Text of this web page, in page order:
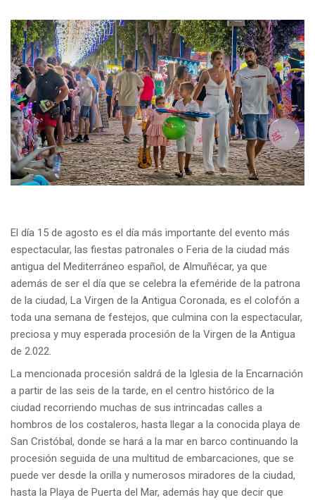
El día 15 de agosto es el día más importante del evento más
espectacular, las fiestas patronales o Feria de la ciudad más
antigua del Mediterráneo español, de Almuñécar, ya que
además de ser el día que se celebra la efeméride de la patrona
de la ciudad, La Virgen de la Antigua Coronada, es el colofón a
toda una semana de festejos, que culmina con la espectacular,
preciosa y muy esperada procesión de la Virgen de la Antigua
de 2.022.
La mencionada procesión saldrá de la Iglesia de la Encarnación
a partir de las seis de la tarde, en el centro histórico de la
ciudad recorriendo muchas de sus intrincadas calles a
hombros de los costaleros, hasta llegar a la conocida playa de
San Cristóbal, donde se hará a la mar en barco continuando la
procesión seguida de una multitud de embarcaciones, que se
puede ver desde la orilla y numerosos miradores de la ciudad,
hasta la Playa de Puerta del Mar, además hay que decir que